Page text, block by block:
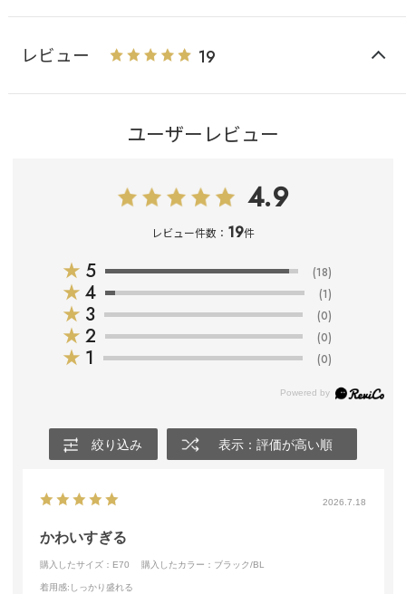
レビュー 19
ユーザーレビュー
4.9
レビュー件数： 19件
★ 5 (18)
★ 4 (1)
★ 3 (0)
★ 2 (0)
★ 1 (0)
絞り込み 表示：評価が高い順
2026.7.18
かわいすぎる
購入したサイズ：E70 購入したカラー：ブラック/BL
着用感:しっかり盛れる